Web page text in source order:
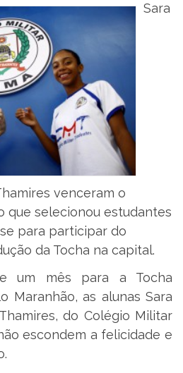
Sara
venceram o
que selecionou estudantes
para participar do
da Tocha na capital.
um mês para a Tocha
Maranhão, as alunas Sara
do Colégio Militar
escondem a felicidade e